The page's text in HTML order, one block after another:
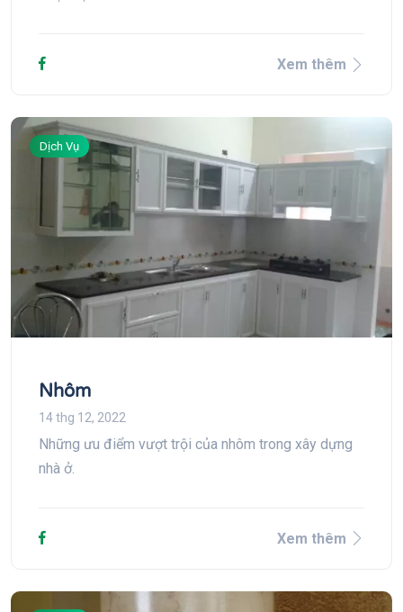
Xem thêm
Dịch Vụ
Nhôm
14 thg 12, 2022
Những ưu điểm vượt trội của nhôm trong xây dựng
nhà ở.
Xem thêm